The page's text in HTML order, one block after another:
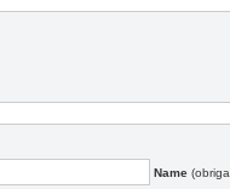
Name